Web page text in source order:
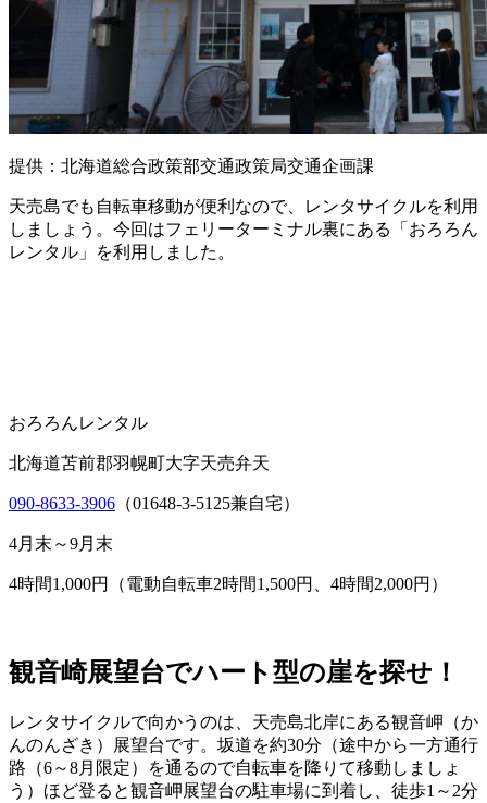
提供：北海道総合政策部交通政策局交通企画課
天売島でも自転車移動が便利なので、レンタサイクルを利用
しましょう。今回はフェリーターミナル裏にある「おろろん
レンタル」を利用しました。
おろろんレンタル
北海道苫前郡羽幌町大字天売弁天
090-8633-3906 （01648-3-5125兼自宅）
4月末～9月末
4時間1,000円（電動自転車2時間1,500円、4時間2,000円）
観音崎展望台でハート型の崖を探せ！
レンタサイクルで向かうのは、天売島北岸にある観音岬（か
んのんざき）展望台です。坂道を約30分（途中から一方通行
路（6～8月限定）を通るので自転車を降りて移動しましょ
う）ほど登ると観音岬展望台の駐車場に到着し、徒歩1～2分